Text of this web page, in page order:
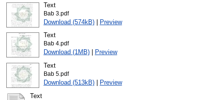
Text
Bab 3.pdf
Download (574kB)| Preview
Text
Bab 4.pdf
Download (1MB)|
Preview
Text
Bab 5.pdf
Download (513kB)|
Preview
Text